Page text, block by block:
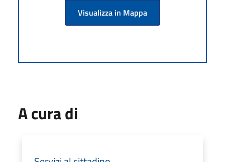
Visualizza in Mappa
A cura di